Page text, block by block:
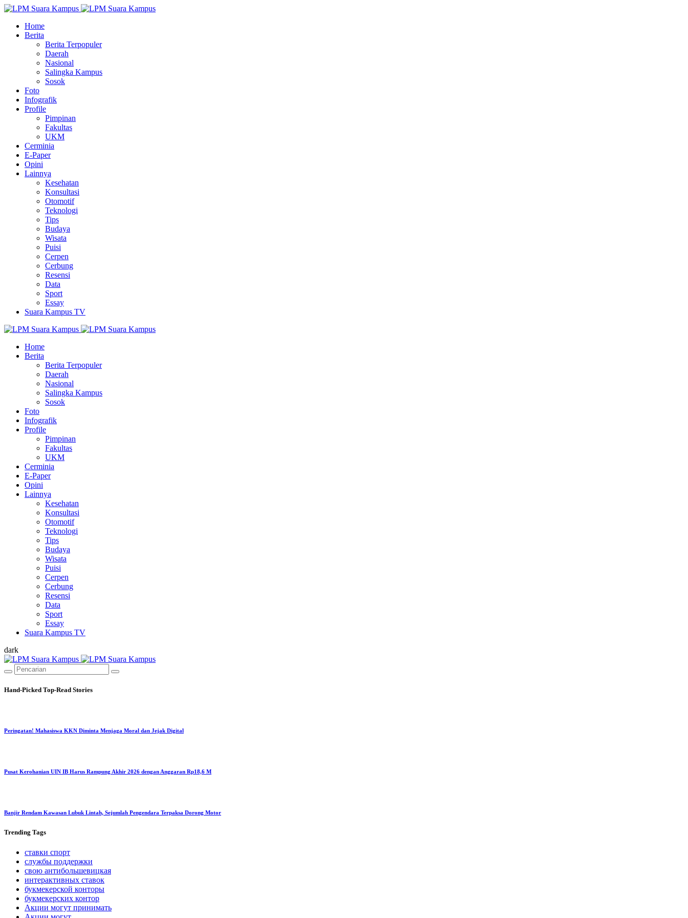
Home
Berita
Berita Terpopuler
Daerah
Nasional
Salingka Kampus
Sosok
Foto
Infografik
Profile
Pimpinan
Fakultas
UKM
Cerminia
E-Paper
Opini
Lainnya
Kesehatan
Konsultasi
Otomotif
Teknologi
Tips
Budaya
Wisata
Puisi
Cerpen
Cerbung
Resensi
Data
Sport
Essay
Suara Kampus TV
Home
Berita
Berita Terpopuler
Daerah
Nasional
Salingka Kampus
Sosok
Foto
Infografik
Profile
Pimpinan
Fakultas
UKM
Cerminia
E-Paper
Opini
Lainnya
Kesehatan
Konsultasi
Otomotif
Teknologi
Tips
Budaya
Wisata
Puisi
Cerpen
Cerbung
Resensi
Data
Sport
Essay
Suara Kampus TV
dark
Hand-Picked Top-Read Stories
Peringatan! Mahasiswa KKN Diminta Menjaga Moral dan Jejak Digital
Pusat Kerohanian UIN IB Harus Rampung Akhir 2026 dengan Anggaran Rp18,6 M
Banjir Rendam Kawasan Lubuk Lintah, Sejumlah Pengendara Terpaksa Dorong Motor
Trending Tags
ставки спорт
службы поддержки
свою антибольшевицкая
интерактивных ставок
букмекерской конторы
букмекерских контор
Акции могут принимать